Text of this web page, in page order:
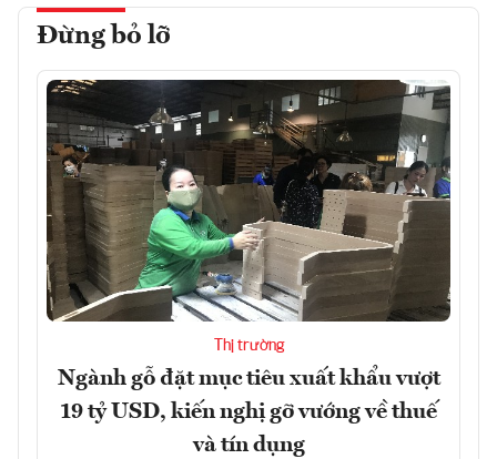
Đừng bỏ lỡ
Thị trường
Ngành gỗ đặt mục tiêu xuất khẩu vượt
19 tỷ USD, kiến nghị gỡ vướng về thuế
và tín dụng